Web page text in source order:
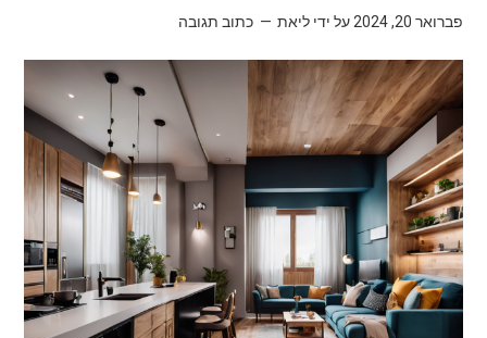
פברואר 20, 2024 על ידיליאת כתוב תגובה